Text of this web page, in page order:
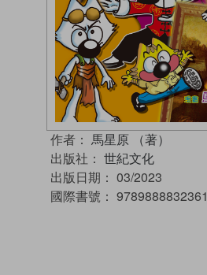
作者： 馬星原 （著）
出版社： 世紀文化
出版日期： 03/2023
國際書號： 9789888832361